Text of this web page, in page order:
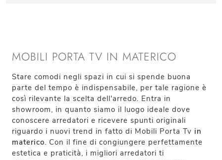
MOBILI PORTA TV IN MATERICO
Stare comodi negli spazi in cui si spende buona
parte del tempo è indispensabile, per tale ragione è
così rilevante la scelta dell'arredo. Entra in
showroom, in quanto siamo il luogo ideale dove
conoscere arredatori e ricevere spunti originali
riguardo i nuovi trend in fatto di Mobili Porta Tv in
materico. Con il fine di congiungere perfettamente
estetica e praticità, i migliori arredatori ti